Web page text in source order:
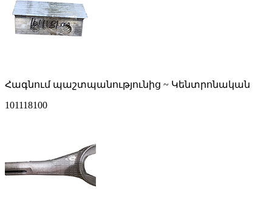
Հագնում պաշտպանությունից ~ Կենտրոնական
101118100